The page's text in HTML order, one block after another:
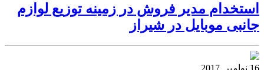
استخدام مدیر فروش در زمینه توزیع لوازم
جانبی موبایل در شیراز
16 نوامبر, 2017